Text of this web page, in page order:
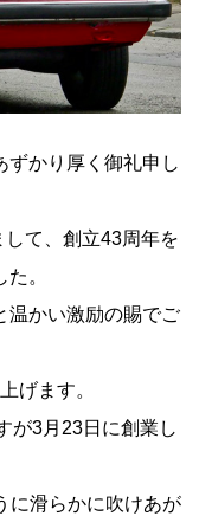
ずかり厚く御礼申し
て、創立43周年を
。
温かい激励の賜でご
げます。
が3月23日に創業し
に滑らかに吹けあが